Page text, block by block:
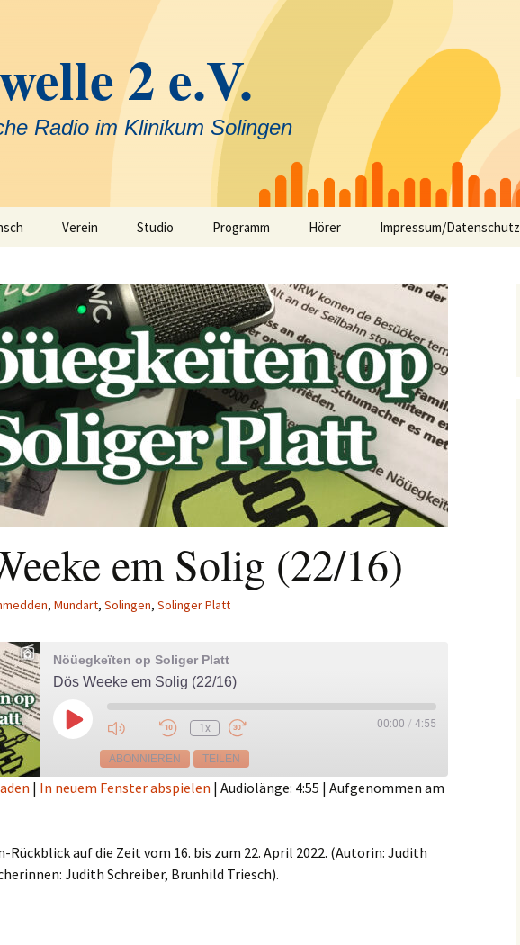
2 e.V.
Radio im Klinikum Solingen
Verein
Krankenhausfunk
Studio Programm
Platt – aktuelle Mundart
Jeck im Klinikum
TV-Angebot
Hörer Impressum/Datenschutz
em Solig (22/16)
, Mundart, Solingen, Solinger Platt
Nöüegkeïten op Soliger Platt
Dös Weeke em Solig (22/16)
Play
Episode
1x 00:00 / 4:55
ABONNIEREN TEILEN
| In neuem Fenster abspielen | Audiolänge: 4:55 | Aufgenommen am
Rückblick auf die Zeit vom 16. bis zum 22. April 2022. (Autorin: Judith
Judith Schreiber, Brunhild Triesch).